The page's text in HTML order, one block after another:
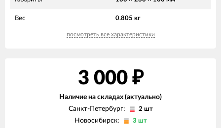
Вес 0.805 кг
посмотреть все характеристики
3 000 ₽
Наличие на складах (актуально)
Санкт-Петербург:
2 шт
Новосибирск: 3 шт